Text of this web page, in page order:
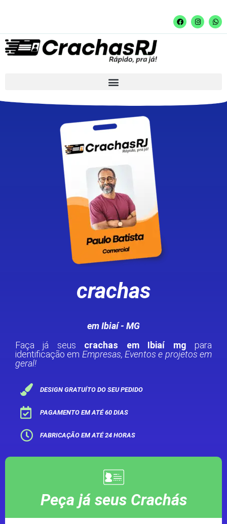
crachas
em Ibiaí - MG
Faça já seus crachas em Ibiaí mg para
identificação em Empresas, Eventos e projetos em
geral!
DESIGN GRATUÍTO DO SEU PEDIDO
PAGAMENTO EM ATÉ 60 DIAS
FABRICAÇÃO EM ATÉ 24 HORAS
Peça já seus Crachás